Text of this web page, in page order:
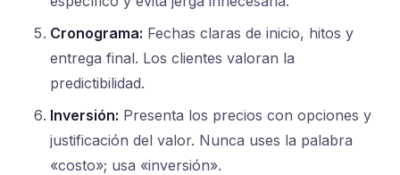
Cronograma: Fechas claras de inicio, hitos y
entrega final. Los clientes valoran la
predictibilidad.
Inversión: Presenta los precios con opciones y
justificación del valor. Nunca uses la palabra
«costo»; usa «inversión».